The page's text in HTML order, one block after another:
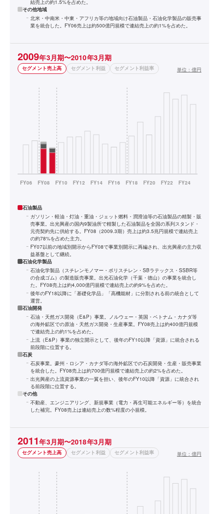
結売上の約1.5%を占めた。
その他地域
北米・中南米・中東・アフリカ等の地域向け石油製品・石油化学製品の販売事
業を統合した。FY06売上は約500億円規模で連結売上の約1%を占めた。
2009年3月期〜2010年3月期
セグメント売上高 セグメント利益 セグメント利益率 単位： 億円
石油製品
ガソリン・軽油・灯油・重油・ジェット燃料・潤滑油等の石油製品の精製・販
売事業。出光興産の国内9製油所で精製した石油製品を全国の系列スタンド・
元売契約先に供給する。FY08（2009.3期）売上は約3.5兆円規模で連結売上
の約78%を占めた主力。
FY07以前の地域別開示からFY08で事業別開示に再編され、出光興産の主力収
益基盤として継続。
石油化学製品
石油化学製品（スチレンモノマー・ポリスチレン・SBラテックス・SSBR等
の合成ゴム）の製造販売事業。出光石油化学（千葉・徳山）の事業を統合し
た。FY08売上は約4,000億円規模で連結売上の約9%を占めた。
後年のFY18以降に「基礎化学品」「高機能材」に分割される前の統合として
運営。
石油開発
石油・天然ガス開発（E&P）事業。ノルウェー・英国・ベトナム・カナダ等
の海外鉱区での原油・天然ガス開発・生産事業。FY08売上は約400億円規模
で連結売上の約1%を占めた。
上流（E&P）事業の独立開示として、後年のFY10以降「資源」に統合される
前段階に位置する。
石炭
石炭事業。豪州・ロシア・カナダ等の海外鉱区での石炭開発・生産・販売事業
を統合した。FY08売上は約700億円規模で連結売上の約2%を占めた。
出光興産の上流資源事業の一翼を担い、後年のFY10以降「資源」に統合され
る前段階に位置する。
その他
不動産、エンジニアリング、新規事業（電力・再生可能エネルギー等）を統合
した補完。FY08売上は連結売上の数%程度の小規模。
2011年3月期〜2018年3月期
セグメント売上高 セグメント利益 セグメント利益率 単位： 億円